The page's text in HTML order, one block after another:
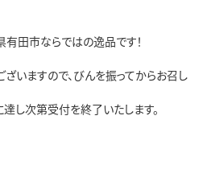
田市ならではの逸品です！
いますので、びんを振ってからお召し
し次第受付を終了いたします。